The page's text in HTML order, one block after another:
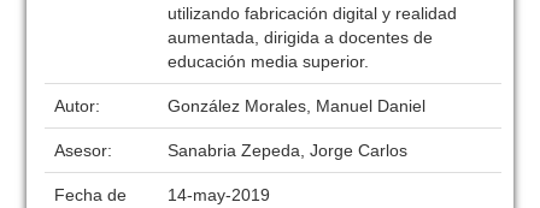
utilizando fabricación digital y realidad
aumentada, dirigida a docentes de
educación media superior.
Autor: González Morales, Manuel Daniel
Asesor: Sanabria Zepeda, Jorge Carlos
Fecha de
14-may-2019